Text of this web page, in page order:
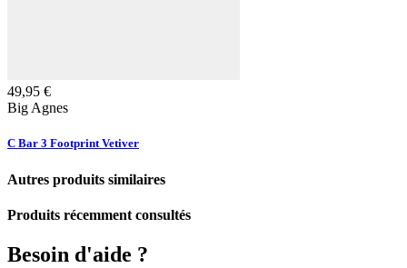
49,95 €
Big Agnes
C Bar 3 Footprint Vetiver
Autres produits similaires
Produits récemment consultés
Besoin d'aide ?